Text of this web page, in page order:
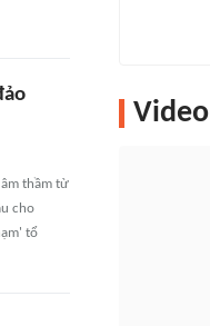
thầm từ
cho
tổ
Video